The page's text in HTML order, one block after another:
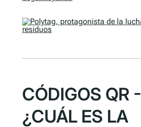
CÓDIGOS QR -
¿CUÁL ES LA